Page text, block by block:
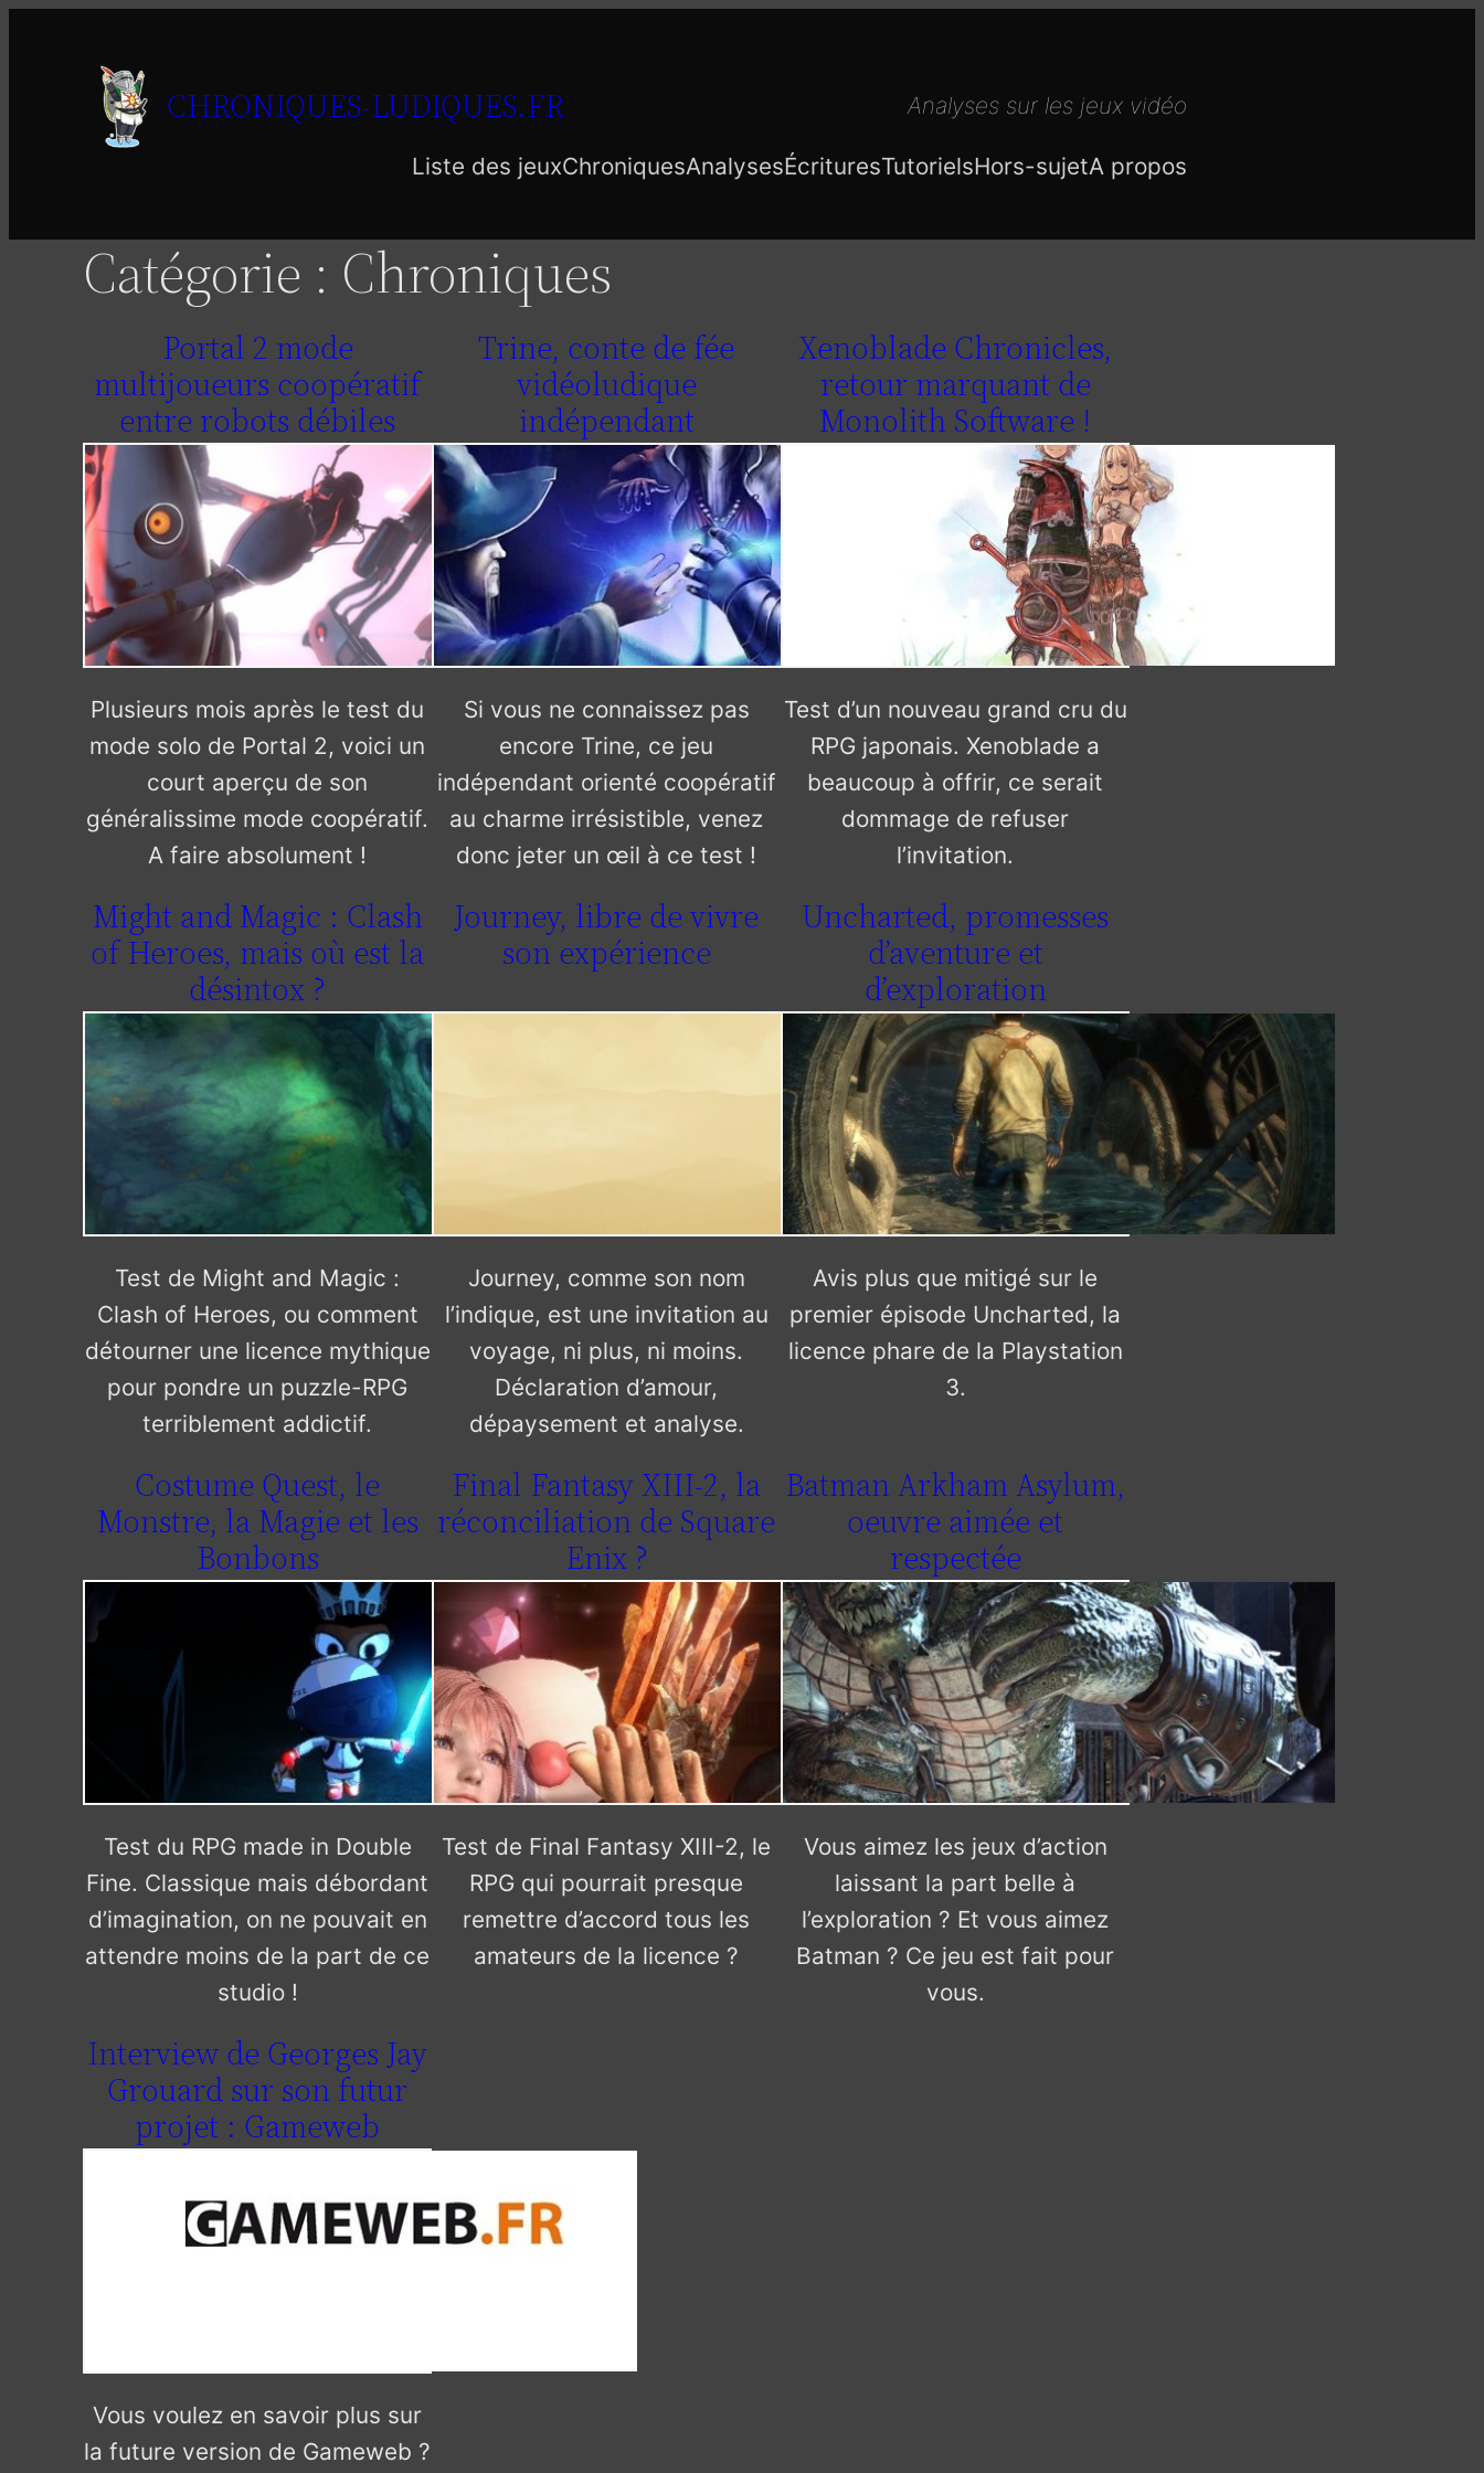
CHRONIQUES-LUDIQUES.FR Analyses sur les jeux vidéo
Liste des jeuxChroniquesAnalysesÉcrituresTutorielsHors-sujetA propos
Catégorie : Chroniques
Portal 2 mode
multijoueurs coopératif
entre robots débiles
Plusieurs mois après le test du
mode solo de Portal 2, voici un
court aperçu de son
généralissime mode coopératif.
A faire absolument !
Trine, conte de fée
vidéoludique
indépendant
Si vous ne connaissez pas
encore Trine, ce jeu
indépendant orienté coopératif
au charme irrésistible, venez
donc jeter un œil à ce test !
Xenoblade Chronicles,
retour marquant de
Monolith Software !
Test d’un nouveau grand cru du
RPG japonais. Xenoblade a
beaucoup à offrir, ce serait
dommage de refuser
l’invitation.
Might and Magic : Clash
of Heroes, mais où est la
désintox ?
Test de Might and Magic :
Clash of Heroes, ou comment
détourner une licence mythique
pour pondre un puzzle-RPG
terriblement addictif.
Journey, libre de vivre
son expérience
Journey, comme son nom
l’indique, est une invitation au
voyage, ni plus, ni moins.
Déclaration d’amour,
dépaysement et analyse.
Uncharted, promesses
d’aventure et
d’exploration
Avis plus que mitigé sur le
premier épisode Uncharted, la
licence phare de la Playstation
3.
Costume Quest, le
Monstre, la Magie et les
Bonbons
Test du RPG made in Double
Fine. Classique mais débordant
d’imagination, on ne pouvait en
attendre moins de la part de ce
studio !
Final Fantasy XIII-2, la
réconciliation de Square
Enix ?
Test de Final Fantasy XIII-2, le
RPG qui pourrait presque
remettre d’accord tous les
amateurs de la licence ?
Batman Arkham Asylum,
oeuvre aimée et
respectée
Vous aimez les jeux d’action
laissant la part belle à
l’exploration ? Et vous aimez
Batman ? Ce jeu est fait pour
vous.
Interview de Georges Jay
Grouard sur son futur
projet : Gameweb
Vous voulez en savoir plus sur
la future version de Gameweb ?